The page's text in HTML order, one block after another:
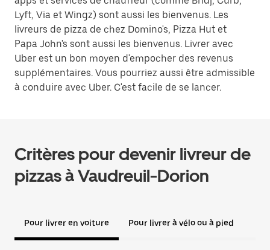
Lyft, Via et Wingz) sont aussi les bienvenus. Les
livreurs de pizza de chez Domino's, Pizza Hut et
Papa John's sont aussi les bienvenus. Livrer avec
Uber est un bon moyen d'empocher des revenus
supplémentaires. Vous pourriez aussi être admissible
à conduire avec Uber. C'est facile de se lancer.
Critères pour devenir livreur de
pizzas à Vaudreuil-Dorion
Pour livrer en voiture Pour livrer à vélo ou à pied